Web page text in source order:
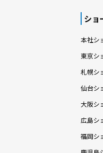
ショ
本社シ
東京シ
札幌シ
仙台シ
大阪シ
広島シ
福岡シ